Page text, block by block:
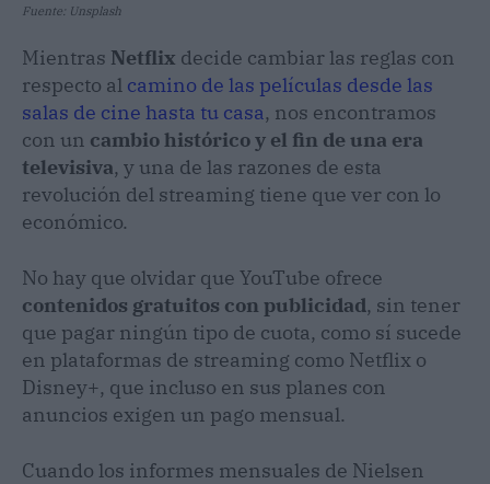
Fuente: Unsplash
Mientras Netflix decide cambiar las reglas con
respecto al camino de las películas desde las
salas de cine hasta tu casa, nos encontramos
con un cambio histórico y el fin de una era
televisiva, y una de las razones de esta
revolución del streaming tiene que ver con lo
económico.
No hay que olvidar que YouTube ofrece
contenidos gratuitos con publicidad, sin tener
que pagar ningún tipo de cuota, como sí sucede
en plataformas de streaming como Netflix o
Disney+, que incluso en sus planes con
anuncios exigen un pago mensual.
Cuando los informes mensuales de Nielsen